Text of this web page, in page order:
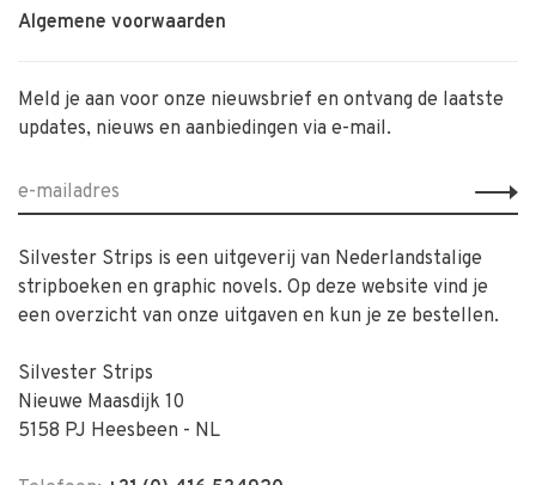
Algemene voorwaarden
Meld je aan voor onze nieuwsbrief en ontvang de laatste
updates, nieuws en aanbiedingen via e-mail.
Silvester Strips is een uitgeverij van Nederlandstalige
stripboeken en graphic novels. Op deze website vind je
een overzicht van onze uitgaven en kun je ze bestellen.
Silvester Strips
Nieuwe Maasdijk 10
5158 PJ Heesbeen - NL